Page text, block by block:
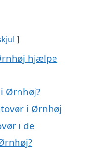
hjælpe
Ørnhøj?
i Ørnhøj
i de